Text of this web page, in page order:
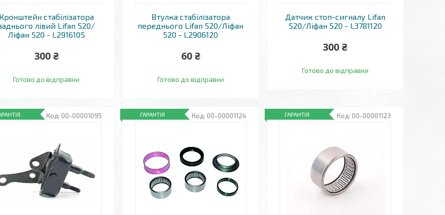
стабілізатора
лівий Lifan 520/
Ліфан 520 - L2916105
300 ₴
Готово до відправки
Втулка стабілізатора
переднього Lifan 520/Ліфан
520 - L2906120
60 ₴
Готово до відправки
Датчик стоп-сигналу Lifan
520/Ліфан 520 - L3781120
300 ₴
Готово до відправки
00-00001095 00-00001124
ГАРАНТІЯ 00-00001123
ГАРАНТІЯ